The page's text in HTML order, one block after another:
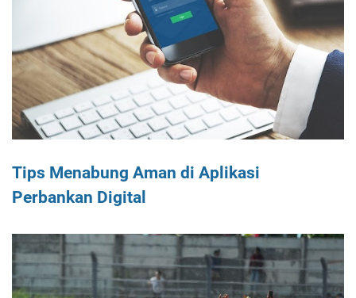
Tips Menabung Aman di Aplikasi
Perbankan Digital